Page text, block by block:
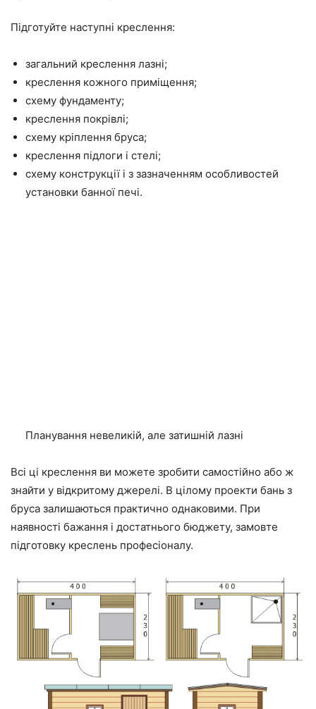
Підготуйте наступні креслення:
загальний креслення лазні;
креслення кожного приміщення;
схему фундаменту;
креслення покрівлі;
схему кріплення бруса;
креслення підлоги і стелі;
схему конструкції і з зазначенням особливостей
установки банної печі.
Планування невеликій, але затишній лазні
Всі ці креслення ви можете зробити самостійно або ж
знайти у відкритому джерелі. В цілому проекти бань з
бруса залишаються практично однаковими. При
наявності бажання і достатнього бюджету, замовте
підготовку креслень професіоналу.